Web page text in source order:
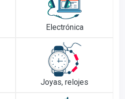
Electrónica
Joyas, relojes